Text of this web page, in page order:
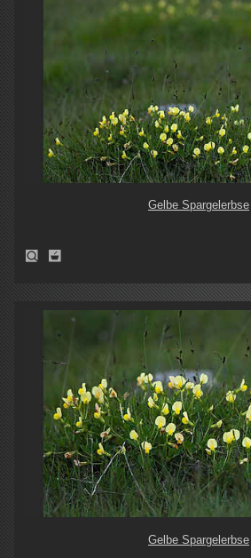
Gelbe Spargelerbse
Gelbe Spargelerbse